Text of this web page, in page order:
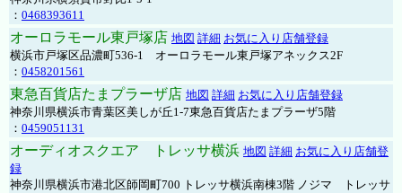
： 0468393611
オーロラモール東戸塚店 地図 詳細 お気に入り店舗登録
横浜市戸塚区品濃町536-1 オーロラモール東戸塚アネックス2F
： 0458201561
東急百貨店たまプラーザ店 地図 詳細 お気に入り店舗登録
神奈川県横浜市青葉区美しが丘1-7東急百貨店たまプラーザ5階
： 0459051131
オーディオスクエア トレッサ横浜 地図 詳細 お気に入り店舗登
録
神奈川県横浜市港北区師岡町700 トレッサ横浜南棟3階 ノジマ トレッサ